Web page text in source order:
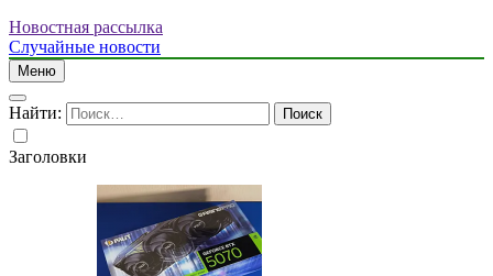
Новостная рассылка
Случайные новости
Меню
Найти:
Заголовки